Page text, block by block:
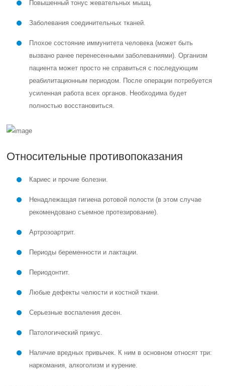
Повышенный тонус жевательных мышц.
Заболевания соединительных тканей.
Плохое состояние иммунитета человека (может быть
вызвано ранее перенесенными заболеваниями). Организм
пациента может просто не справиться с последующим
реабилитационным периодом. После операции потребуется
усиленная работа всех органов. Необходима будет
полностью восстановиться.
Относительные противопоказания
Кариес и прочие болезни.
Ненадлежащая гигиена ротовой полости (в этом случае
рекомендовано съемное протезирование).
Артрозоартрит.
Периоды беременности и лактации.
Периодонтит.
Любые дефекты челюсти и костной ткани.
Серьезные воспаления десен.
Патологический прикус.
Наличие вредных привычек. К ним в основном относят три:
наркомания, алкоголизм и курение.